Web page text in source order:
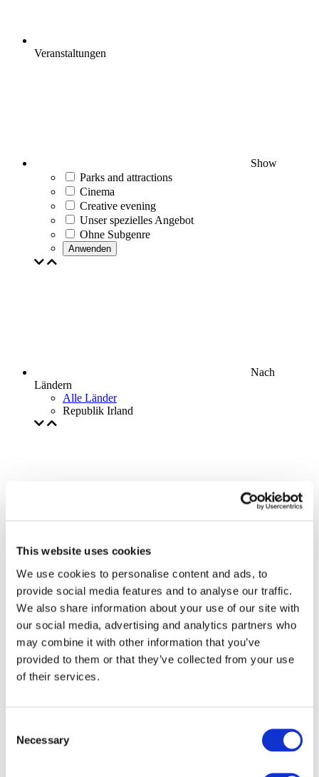
This website uses cookies
We use cookies to personalise content and ads, to
provide social media features and to analyse our traffic.
We also share information about your use of our site with
our social media, advertising and analytics partners who
may combine it with other information that you’ve
provided to them or that they’ve collected from your use
of their services.
Selection
Necessary
Veranstaltungen
Show
Parks and attractions
Cinema
Creative evening
Unser spezielles Angebot
Ohne Subgenre
Anwenden
Nach
Ländern
Alle Länder
Republik Irland